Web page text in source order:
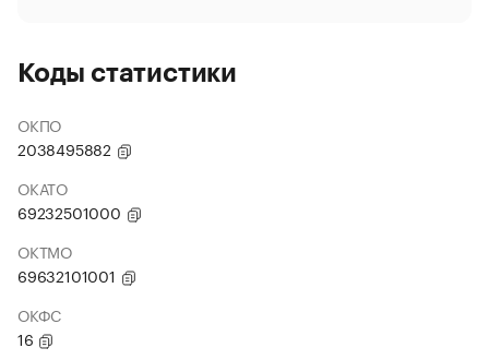
Коды статистики
ОКПО
2038495882
ОКАТО
69232501000
ОКТМО
69632101001
ОКФС
16